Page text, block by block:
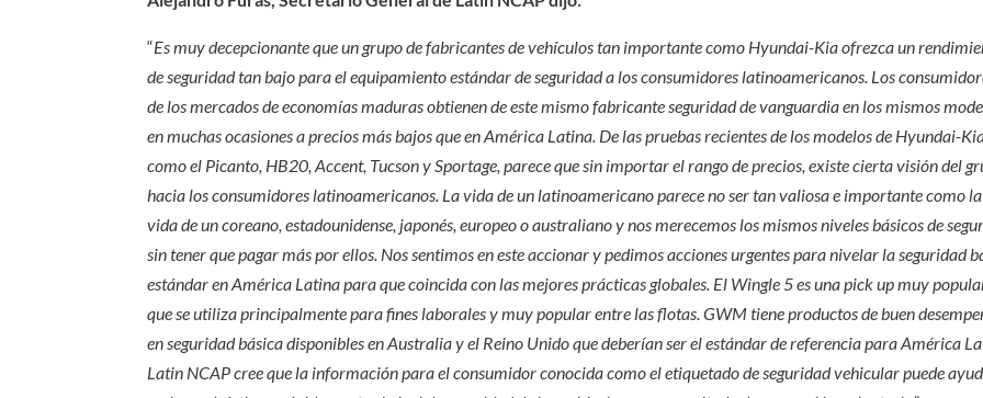
“Es muy decepcionante que un grupo de fabricantes de vehículos tan importante como Hyundai-Kia ofrezca un
de seguridad tan bajo para el equipamiento estándar de seguridad a los consumidores latinoamericanos. Los
de los mercados de economías maduras obtienen de este mismo fabricante seguridad de vanguardia en los mismos
en muchas ocasiones a precios más bajos que en América Latina. De las pruebas recientes de los modelos de Hyundai-
como el Picanto, HB20, Accent, Tucson y Sportage, parece que sin importar el rango de precios, existe cierta visión del
hacia los consumidores latinoamericanos. La vida de un latinoamericano parece no ser tan valiosa e importante como la
vida de un coreano, estadounidense, japonés, europeo o australiano y nos merecemos los mismos niveles básicos de
sin tener que pagar más por ellos. Nos sentimos en este accionar y pedimos acciones urgentes para nivelar la seguridad
estándar en América Latina para que coincida con las mejores prácticas globales. El Wingle 5 es una pick up muy
que se utiliza principalmente para fines laborales y muy popular entre las flotas. GWM tiene productos de buen
en seguridad básica disponibles en Australia y el Reino Unido que deberían ser el estándar de referencia para América
Latin NCAP cree que la información para el consumidor conocida como el etiquetado de seguridad vehicular puede